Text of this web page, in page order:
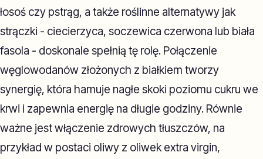
łosoś czy pstrąg, a także roślinne alternatywy jak
strączki - ciecierzyca, soczewica czerwona lub biała
fasola - doskonale spełnią tę rolę. Połączenie
węglowodanów złożonych z białkiem tworzy
synergię, która hamuje nagłe skoki poziomu cukru we
krwi i zapewnia energię na długie godziny. Równie
ważne jest włączenie zdrowych tłuszczów, na
przykład w postaci oliwy z oliwek extra virgin,